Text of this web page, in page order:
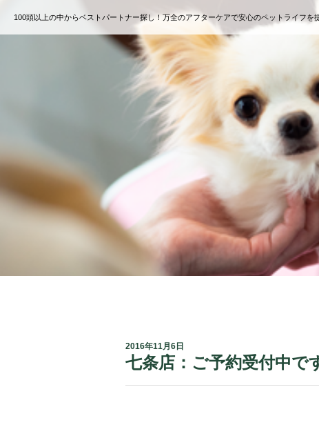
100頭以上の中からベストパートナー探し！万全のアフターケアで安心のペットライフを
2016年11月6日
七条店：ご予約受付中で